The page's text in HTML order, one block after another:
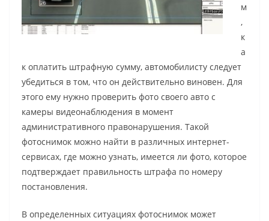
м
,
к
а
к оплатить штрафную сумму, автомобилисту следует
убедиться в том, что он действительно виновен. Для
этого ему нужно проверить фото своего авто с
камеры видеонаблюдения в момент
административного правонарушения. Такой
фотоснимок можно найти в различных интернет-
сервисах, где можно узнать, имеется ли фото, которое
подтверждает правильность штрафа по номеру
постановления.
В определенных ситуациях фотоснимок может